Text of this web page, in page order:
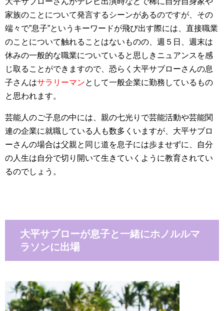
家族のことについて発言するシーンがあるのですが、その
端々で”息子”というキーワードが飛び出す際には、直接職業
のことについて触れることはないものの、週５日、週末は
休みの一般的な職業についていると思しきニュアンスを感
じ取ることができますので、恐らく大平サブローさんの息
子さんはサラリーマンとして一般企業に勤務しているもの
と思われます。
芸能人のご子息の中には、親の七光りで芸能活動や芸能関
連の企業に就職している人も数多くいますが、大平サブロ
ーさんの場合は父親と同じ道を息子には歩ませずに、自分
の人生は自分で切り開いて生きていくように教育されてい
るのでしょう。
大平サブローが息子と一緒にホノルルマ
ラソンに出場